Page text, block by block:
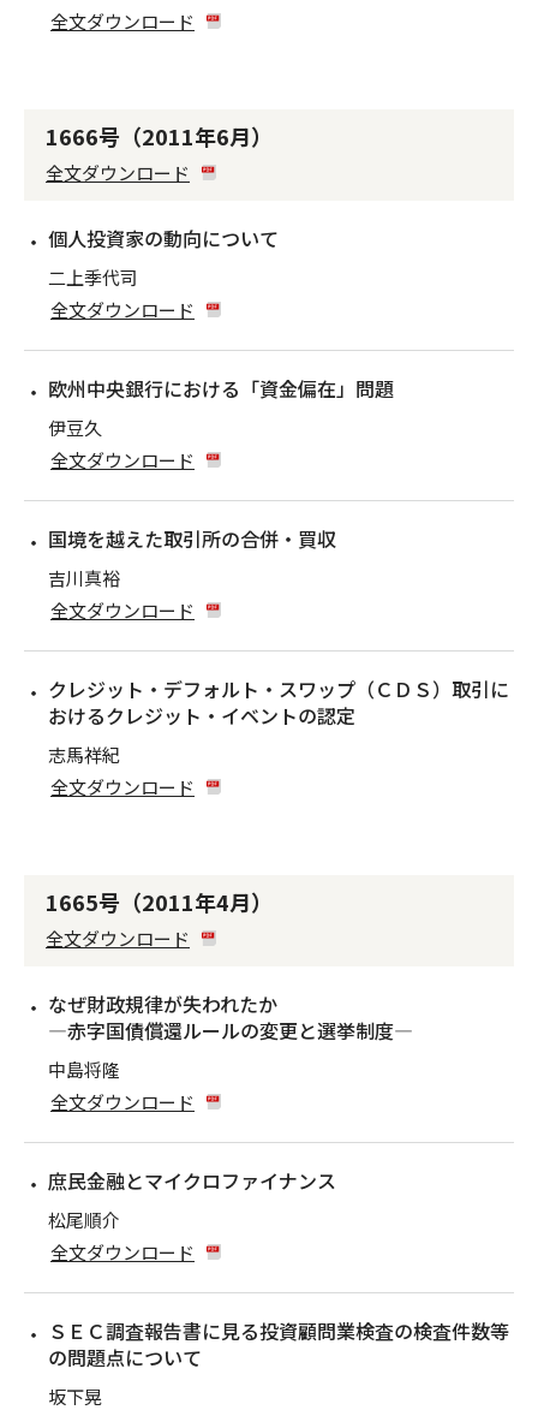
全文ダウンロード
1666号（2011年6月）
全文ダウンロード
個人投資家の動向について
二上季代司
全文ダウンロード
欧州中央銀行における「資金偏在」問題
伊豆久
全文ダウンロード
国境を越えた取引所の合併・買収
吉川真裕
全文ダウンロード
クレジット・デフォルト・スワップ（ＣＤＳ）取引に
おけるクレジット・イベントの認定
志馬祥紀
全文ダウンロード
1665号（2011年4月）
全文ダウンロード
なぜ財政規律が失われたか
―赤字国債償還ルールの変更と選挙制度―
中島将隆
全文ダウンロード
庶民金融とマイクロファイナンス
松尾順介
全文ダウンロード
ＳＥＣ調査報告書に見る投資顧問業検査の検査件数等
の問題点について
坂下晃